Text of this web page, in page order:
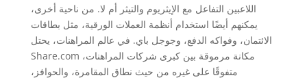
اللاعبين التفاعل مع الإيثريوم والتيثر أم لا. من ناحية أخرى،
يمكنهم أيضًا استخدام أنظمة العملات الورقية، مثل بطاقات
الائتمان، وفواكه الدفع، وجوجل باي. في عالم المراهنات، يحتل
Share.com مكانة مرموقة بين كبرى شركات المراهنات،
متفوقًا على غيره من حيث نطاق المقامرة، والحوافز،